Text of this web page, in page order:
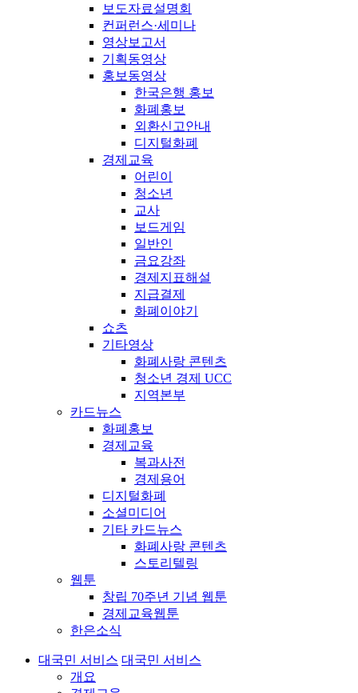
보도자료설명회
컨퍼런스·세미나
영상보고서
기획동영상
홍보동영상
한국은행 홍보
화폐홍보
외환신고안내
디지털화폐
경제교육
어린이
청소년
교사
보드게임
일반인
금요강좌
경제지표해설
지급결제
화폐이야기
쇼츠
기타영상
화폐사랑 콘텐츠
청소년 경제 UCC
지역본부
카드뉴스
화폐홍보
경제교육
복과사전
경제용어
디지털화폐
소셜미디어
기타 카드뉴스
화폐사랑 콘텐츠
스토리텔링
웹툰
창립 70주년 기념 웹툰
경제교육웹툰
한은소식
대국민 서비스 대국민 서비스
개요